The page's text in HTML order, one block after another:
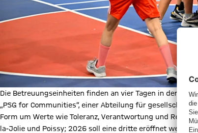
Die Betreuungseinheiten finden an vier Tagen in der
„PSG for Communities“, einer Abteilung für
Form um Werte wie Toleranz, Verantwortung und
la-Jolie und Poissy; 2026 soll eine dritte eröffnet